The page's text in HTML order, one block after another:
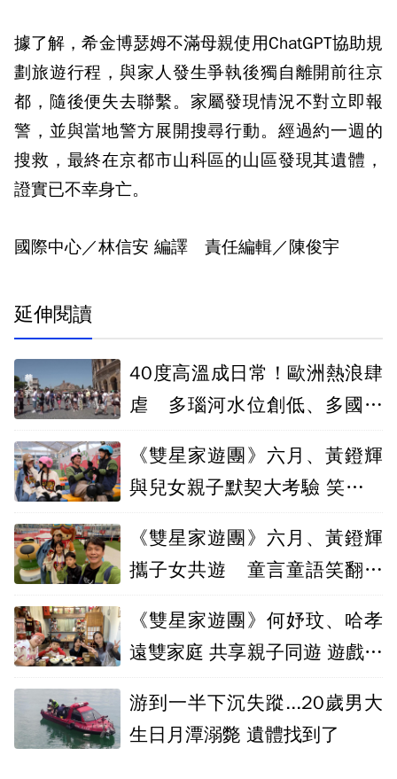
據了解，希金博瑟姆不滿母親使用ChatGPT協助規
劃旅遊行程，與家人發生爭執後獨自離開前往京
都，隨後便失去聯繫。家屬發現情況不對立即報
警，並與當地警方展開搜尋行動。經過約一週的
搜救，最終在京都市山科區的山區發現其遺體，
證實已不幸身亡。
國際中心／林信安 編譯 責任編輯／陳俊宇
延伸閱讀
40度高溫成日常！歐洲熱浪肆
虐 多瑙河水位創低、多國引
《雙星家遊團》六月、黃鐙輝
與兒女親子默契大考驗 笑料百
《雙星家遊團》六月、黃鐙輝
攜子女共遊 童言童語笑翻全
《雙星家遊團》何妤玟、哈孝
遠雙家庭 共享親子同遊 遊戲挑
游到一半下沉失蹤...20歲男大
生日月潭溺斃 遺體找到了